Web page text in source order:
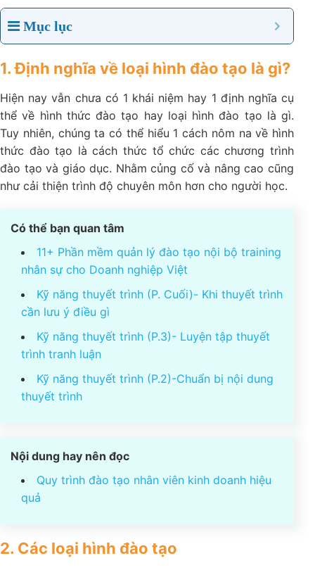
Mục lục
1. Định nghĩa về loại hình đào tạo là gì?
Hiện nay vẫn chưa có 1 khái niệm hay 1 định nghĩa cụ
thể về hình thức đào tạo hay loại hình đào tạo là gì.
Tuy nhiên, chúng ta có thể hiểu 1 cách nôm na về hình
thức đào tạo là cách thức tổ chức các chương trình
đào tạo và giáo dục. Nhằm củng cố và nâng cao cũng
như cải thiện trình độ chuyên môn hơn cho người học.
Có thể bạn quan tâm
11+ Phần mềm quản lý đào tạo nội bộ training
nhân sự cho Doanh nghiệp Việt
Kỹ năng thuyết trình (P. Cuối)- Khi thuyết trình
cần lưu ý điều gì
Kỹ năng thuyết trình (P.3)- Luyện tập thuyết
trình tranh luận
Kỹ năng thuyết trình (P.2)-Chuẩn bị nội dung
thuyết trình
Nội dung hay nên đọc
Quy trình đào tạo nhân viên kinh doanh hiệu
quả
2. Các loại hình đào tạo